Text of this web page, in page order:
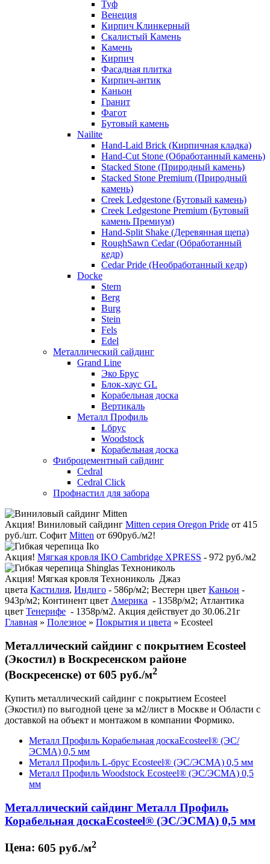
Туф
Венеция
Кирпич Клинкерный
Скалистый Камень
Камень
Кирпич
Фасадная плитка
Кирпич-антик
Каньон
Гранит
Фагот
Бутовый камень
Nailite
Hand-Laid Brick (Кирпичная кладка)
Hand-Cut Stone (Обработанный камень)
Stacked Stone (Природный камень)
Stacked Stone Premium (Природный
камень)
Creek Ledgestone (Бутовый камень)
Creek Ledgestone Premium (Бутовый
камень Премиум)
Hand-Split Shake (Деревянная щепа)
RoughSawn Cedar (Обработанный
кедр)
Cedar Pride (Необработанный кедр)
Docke
Stern
Berg
Burg
Stein
Fels
Edel
Металлический сайдинг
Grand Line
Эко Брус
Блок-хаус GL
Корабельная доска
Вертикаль
Металл Профиль
Lбрус
Woodstock
Корабельная доска
Фиброцементный сайдинг
Cedral
Cedral Click
Профнастил для забора
Акция! Виниловый сайдинг Mitten серия Oregon Pride от 415
руб./шт. Софит Mitten от 690руб./м2!
Акция! Мягкая кровля IKO Cambridge XPRESS - 972 руб./м2
Акция! Мягкая кровля Технониколь Джаз
цвета Кастилия, Индиго - 586р/м2; Вестерн цвет Каньон -
943р/м2; Континент цвет Америка - 1358р/м2; Атлантика
цвет Тенерифе - 1358р/м2. Акция действует до 30.06.21г
Главная » Полезное » Покрытия и цвета » Ecosteel
Металлический сайдинг с покрытием Ecosteel
(Экостил) в Воскресенском районе
(Воскресенске) от 605 руб./м2
Купить металлический сайдинг с покрытием Ecosteel
(Экостил) по выгодной цене за м2/лист в Москве и Области с
доставкой на объект и монтажом в компании Формико.
Металл Профиль Корабельная доскаEcosteel® (ЭС/
ЭСМА) 0,5 мм
Металл Профиль L-брус Ecosteel® (ЭС/ЭСМА) 0,5 мм
Металл Профиль Woodstock Ecosteel® (ЭС/ЭСМА) 0,5
мм
Металлический сайдинг Металл Профиль
Корабельная доскаEcosteel® (ЭС/ЭСМА) 0,5 мм
Цена: 605 руб./м2